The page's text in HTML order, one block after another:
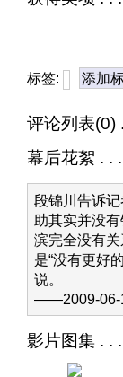
标签: 添加
评论列表(0)
幕后花絮 . .
段锦川告诉
助其实并没
滨完全没有
是“没有更好
说。
——2009-06-
影片图集 . .